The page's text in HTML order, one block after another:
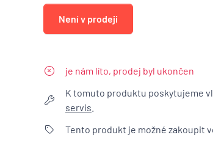
Není v prodeji
je nám líto, prodej byl ukončen
K tomuto produktu poskytujeme
servis
Tento produkt je možné zakoupit